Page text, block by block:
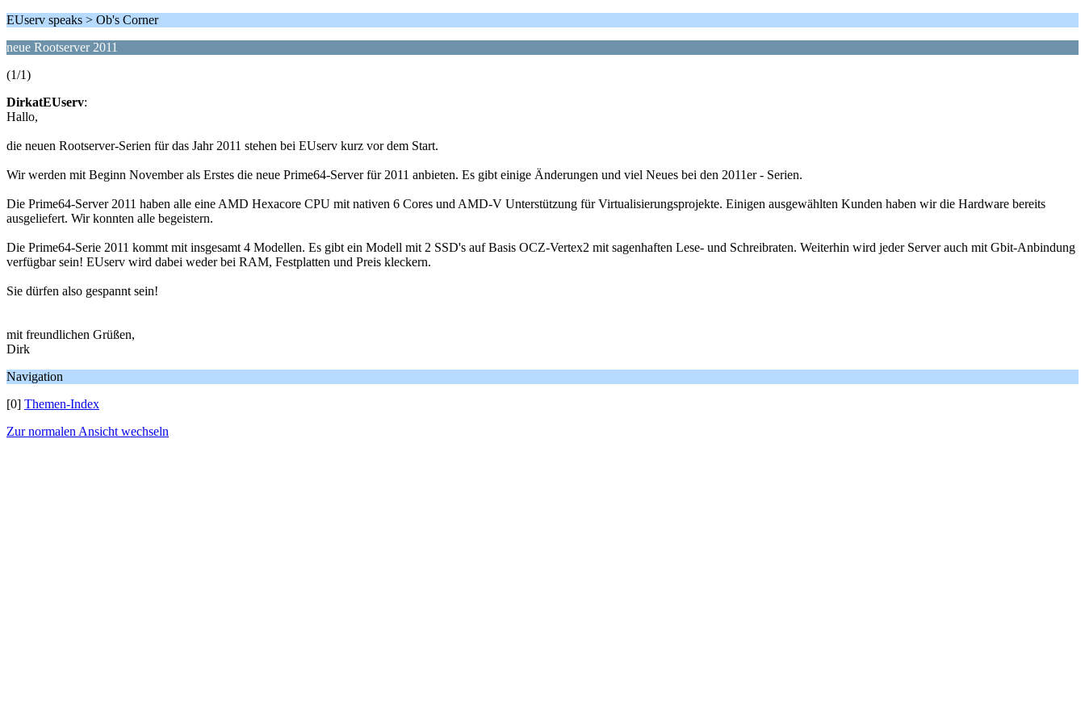
EUserv speaks > Ob's Corner
neue Rootserver 2011
(1/1)
DirkatEUserv:
Hallo,
die neuen Rootserver-Serien für das Jahr 2011 stehen bei EUserv kurz vor dem Start.
Wir werden mit Beginn November als Erstes die neue Prime64-Server für 2011 anbieten. Es gibt einige Änderungen und viel Neues bei den 2011er - Serien.
Die Prime64-Server 2011 haben alle eine AMD Hexacore CPU mit nativen 6 Cores und AMD-V Unterstützung für Virtualisierungsprojekte. Einigen ausgewählten Kunden haben wir die Hardware bereits
ausgeliefert. Wir konnten alle begeistern.
Die Prime64-Serie 2011 kommt mit insgesamt 4 Modellen. Es gibt ein Modell mit 2 SSD's auf Basis OCZ-Vertex2 mit sagenhaften Lese- und Schreibraten. Weiterhin wird jeder Server auch mit Gbit-Anbindung
verfügbar sein! EUserv wird dabei weder bei RAM, Festplatten und Preis kleckern.
Sie dürfen also gespannt sein!
mit freundlichen Grüßen,
Dirk
Navigation
[0] Themen-Index
Zur normalen Ansicht wechseln